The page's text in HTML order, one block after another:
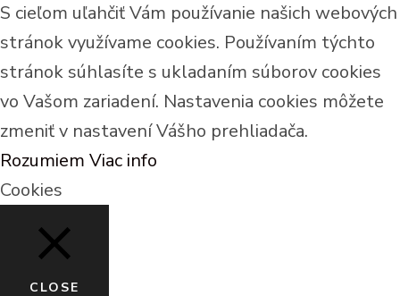
S cieľom uľahčiť Vám používanie našich webových
stránok využívame cookies. Používaním týchto
stránok súhlasíte s ukladaním súborov cookies
vo Vašom zariadení. Nastavenia cookies môžete
zmeniť v nastavení Vášho prehliadača.
Rozumiem Viac info
Cookies
CLOSE